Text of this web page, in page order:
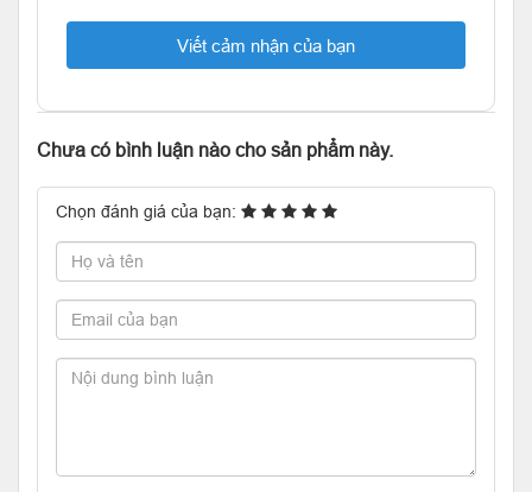
Viết cảm nhận của bạn
Chưa có bình luận nào cho sản phẩm này.
Chọn đánh giá của bạn: